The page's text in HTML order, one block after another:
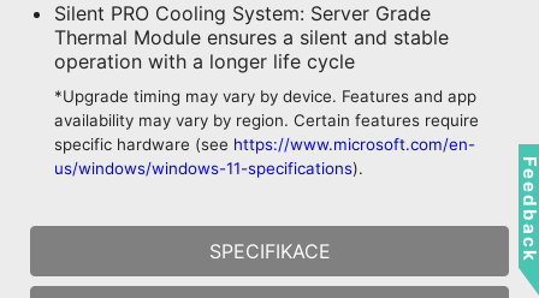
Silent PRO Cooling System: Server Grade
Thermal Module ensures a silent and stable
operation with a longer life cycle
*Upgrade timing may vary by device. Features and app
availability may vary by region. Certain features require
specific hardware (see https://www.microsoft.com/en-
us/windows/windows-11-specifications).
SPECIFIKACE